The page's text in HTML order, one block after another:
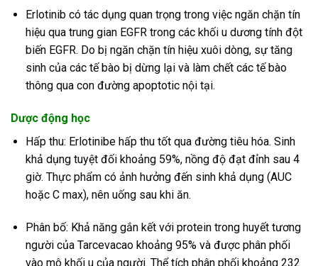
Erlotinib có tác dụng quan trọng trong việc ngăn chặn tín
hiệu qua trung gian EGFR trong các khối u dương tính đột
biến EGFR. Do bị ngăn chặn tín hiệu xuôi dòng, sự tăng
sinh của các tế bào bị dừng lại và làm chết các tế bào
thông qua con đường apoptotic nội tại.
Dược động học
Hấp thu: Erlotinibe hấp thu tốt qua đường tiêu hóa. Sinh
khả dụng tuyệt đối khoảng 59%, nồng độ đạt đỉnh sau 4
giờ. Thực phẩm có ảnh hưởng đến sinh khả dụng (AUC
hoặc C max), nên uống sau khi ăn.
Phân bố: Khả năng gắn kết với protein trong huyết tương
người của Tarcevacao khoảng 95% và được phân phối
vào mô khối u của người. Thể tích phân phối khoảng 232